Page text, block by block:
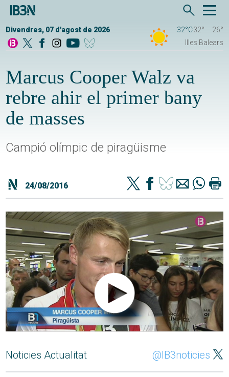
Divendres, 07 d'agost de 2026 32°C32°
26°
Illes Balears
Marcus Cooper Walz va
rebre ahir el primer bany
de masses
Campió olímpic de piragüisme
24/08/2016
Noticies Actualitat @IB3noticies